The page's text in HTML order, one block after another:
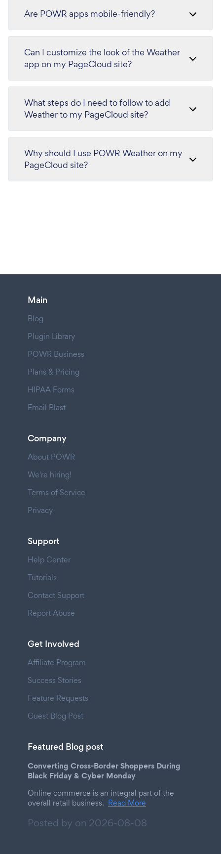
Are POWR apps mobile-friendly?
Can I customize the look of the Weather
app on my PageCloud site?
What steps do I need to follow to add
Weather to my PageCloud site?
Why should I use POWR Weather on my
PageCloud site?
Main
Blog
Plugin Library
POWR Business
Plans & Pricing
HIPAA Forms
Email Blast
Company
About POWR
We're hiring!
Terms of Service
Privacy
Support
Help Center
Tutorials
Contact Support
Report Abuse
Get Involved
Affiliate Program
Success Stories
Feature Requests
Guest Blog Post
Featured Blog post
Converting Cross-Border Shoppers During
Black Friday & Cyber Monday
Online commerce is an integral part of the
overall retail business. Read More
Posted by on 2026-08-08